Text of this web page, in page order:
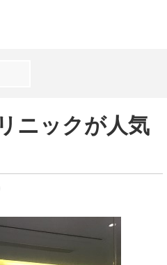
ニックが人気